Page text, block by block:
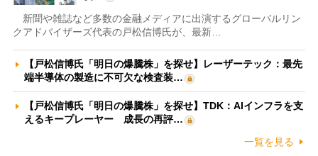
新聞や雑誌など多数の金融メディアに出演するグローバルリン
クアドバイザーズ代表の戸松信博氏が、最新…
【戸松信博氏「明日の爆騰株」を探せ】レーザーテック：最先
端半導体の製造に不可欠な検査装…
【戸松信博氏「明日の爆騰株」を探せ】TDK：AIインフラを支
えるキープレーヤー 成長の再評…
一覧を見る